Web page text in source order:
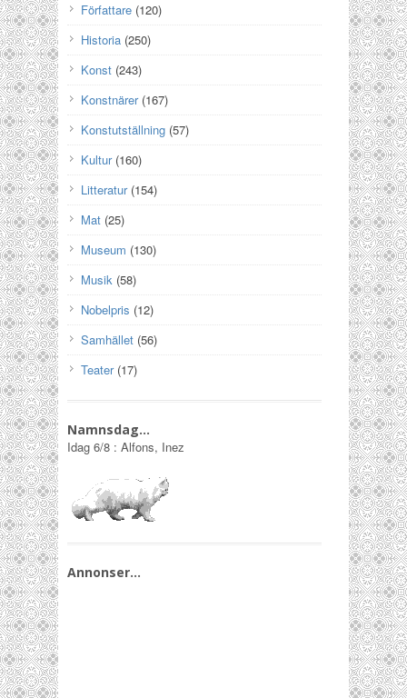
Författare (120)
Historia (250)
Konst (243)
Konstnärer(167)
Konstutställning (57)
Kultur(160)
Litteratur(154)
Mat (25)
Museum (130)
Musik (58)
Nobelpris (12)
Samhället (56)
Teater(17)
Namnsdag…
Idag 6/8 : Alfons, Inez
Annonser…